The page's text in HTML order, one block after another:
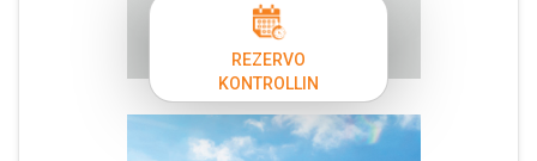
REZERVO
KONTROLLIN